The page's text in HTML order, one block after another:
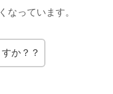
なっています。
か？？